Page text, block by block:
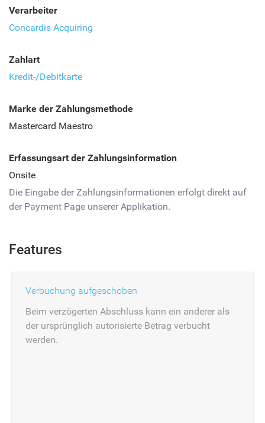
Verarbeiter
Concardis Acquiring
Zahlart
Kredit-/Debitkarte
Marke der Zahlungsmethode
Mastercard Maestro
Erfassungsart der Zahlungsinformation
Onsite
Die Eingabe der Zahlungsinformationen erfolgt direkt auf
der Payment Page unserer Applikation.
Features
Verbuchung aufgeschoben
Beim verzögerten Abschluss kann ein anderer als
der ursprünglich autorisierte Betrag verbucht
werden.